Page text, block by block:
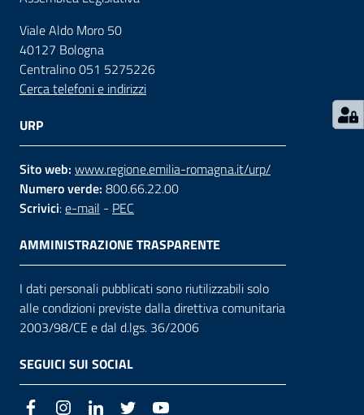
Contatti
su
Viale Aldo Moro 50
40127 Bologna
Centralino 051 5275226
Cerca telefoni e indirizzi
URP
Sito web: www.regione.emilia-romagna.it/urp/
Numero verde: 800.66.22.00
Scrivici:e-mail - PEC
AMMINISTRAZIONE TRASPARENTE
I dati personali pubblicati sono riutilizzabili solo
alle condizioni previste dalla direttiva comunitaria
2003/98/CE e dal d.lgs. 36/2006
SEGUICI SUI SOCIAL
FacebookInstagramLinkedIn Twitter